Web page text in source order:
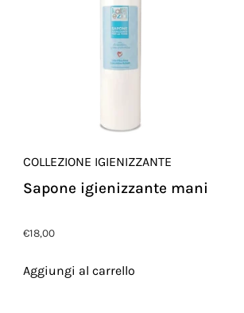
COLLEZIONE IGIENIZZANTE
Sapone igienizzante mani
€18,00
Aggiungi al carrello